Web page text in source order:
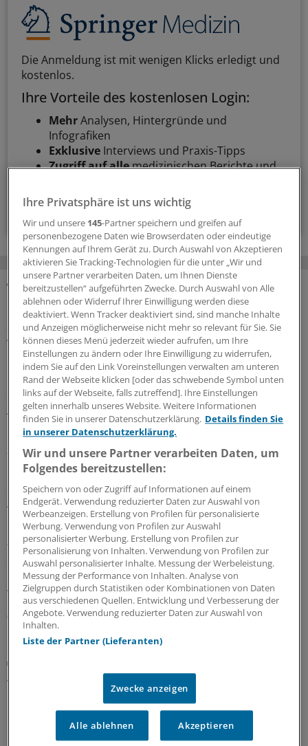
Die Anmeldung ist mit wenigen Klicks erledigt und
kostenlos.
Ihre Vorteile des kostenlosen Login:
MehrAnalysen, Hintergründe und
Infografiken
Exklusive Interviews und Praxis-Tipps
Zugriff auf allemedizinischen Berichte und
Voraussetzungen für den Zugang
MEHR ZUM THEMA
Geldtipp-Podcast Pferdchen trifft Fuchs
Was wir aus unseren Fehlern gelernt haben
In der 62. Folge des Geldtipp-Podcasts stellt sich der
neue Fuchs, Stefan Ziermann, vor. Pferdchen und Fuchs
erinnern sich an Erfolg und Misserfolg ihrer
Anlageentscheidungen und welche Konsequenzen und
Lehren sie daraus gezogen haben.
28.07.2026
Geldtipp-Podcast Pferdchen trifft Fuchs
Wie sich nachhaltige Geldanlage verändert hat
Durch die geopolitischen Krisen sind Investments in
fossile Energien und Rüstung attraktiv geworden. In der
61. Ausgabe des Geldtipp-Podcasts diskutieren
Pferdchen und Fuchs, wo Nachhaltigkeitskriterium auch
weiter sinnvoll und erfolgreich sind.
03.07.2026
Anpassung des Portfolios: Warum weniger oft
Hektische Aktivität an der Börse ist für die Rendite oft
kontraproduktiv. Wer ständig kauft und verkauft, riskiert
Ihre Privatsphäre ist uns wichtig
Wir und unsere 145-Partner speichern und greifen auf
personenbezogene Daten wie Browserdaten oder eindeutige
Kennungen auf Ihrem Gerät zu. Durch Auswahl von Akzeptieren
aktivieren Sie Tracking-Technologien für die unter „Wir und
unsere Partner verarbeiten Daten, um Ihnen Dienste
bereitzustellen“ aufgeführten Zwecke. Durch Auswahl von Alle
ablehnen oder Widerruf Ihrer Einwilligung werden diese
deaktiviert. Wenn Tracker deaktiviert sind, sind manche Inhalte
und Anzeigen möglicherweise nicht mehr so relevant für Sie. Sie
können dieses Menü jederzeit wieder aufrufen, um Ihre
Einstellungen zu ändern oder Ihre Einwilligung zu widerrufen,
indem Sie auf den Link Voreinstellungen verwalten am unteren
Rand der Webseite klicken [oder das schwebende Symbol unten
links auf der Webseite, falls zutreffend]. Ihre Einstellungen
gelten innerhalb unseres Website. Weitere Informationen
finden Sie in unserer Datenschutzerklärung. Details finden Sie
in unserer Datenschutzerklärung.
Wir und unsere Partner verarbeiten Daten, um
Folgendes bereitzustellen:
Speichern von oder Zugriff auf Informationen auf einem
Endgerät. Verwendung reduzierter Daten zur Auswahl von
Werbeanzeigen. Erstellung von Profilen für personalisierte
Werbung. Verwendung von Profilen zur Auswahl
personalisierter Werbung. Erstellung von Profilen zur
Personalisierung von Inhalten. Verwendung von Profilen zur
Auswahl personalisierter Inhalte. Messung der Werbeleistung.
Messung der Performance von Inhalten. Analyse von
Zielgruppen durch Statistiken oder Kombinationen von Daten
aus verschiedenen Quellen. Entwicklung und Verbesserung der
Angebote. Verwendung reduzierter Daten zur Auswahl von
Inhalten.
Liste der Partner (Lieferanten)
Zwecke anzeigen
Alle ablehnen Akzeptieren